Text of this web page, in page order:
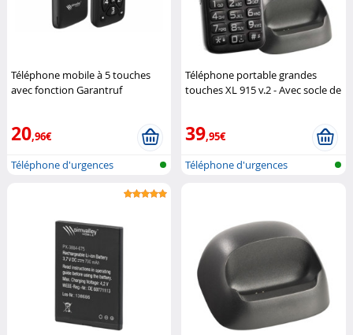
Téléphone mobile à 5 touches
avec fonction Garantruf
20,96€
Téléphone d'urgences
Téléphone portable grandes
touches XL 915 v.2 - Avec socle de
39,95€
Téléphone d'urgences